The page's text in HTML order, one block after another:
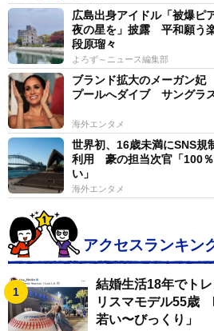
戦国あぶない刑事。
— ガッチ (@gatch1028)
ガッチ：2年ほど前に大阪城天守
ら火縄銃を構える稲富流砲術秘伝
受けました。鉄砲伝来から100年
くソフトの研究も相当に行ってい
ると共に自分でもやってみたい
を重ねて御猟野乃杜牧場の先生
ることが出来ました。
ーー相当な訓練を要したのでは？
ガッチ：普段から在来馬での流鏑
ているので照準を安定させること
広島出身アイドル「被爆ピ
夜の星を」披露 平和願う
段原瑠々
よろず～ニュース編集部
ブランド拡大のメーガン
プールへダイブ サングラ
海外エンタメ
世界初、16歳未満にSNS
利用 豪の担当次官「100
い」
海外エンタメ
アクセスランキン
結婚生活18年でト
リスマモデル55歳
若い〜びっくり」